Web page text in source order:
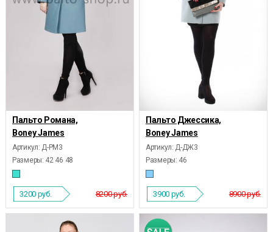
Пальто Романа,
Boney James
Артикул: Д-РМ3
Размеры: 42 46 48
8200 руб.
3200 руб.
Пальто Джессика,
Boney James
Артикул: Д-ДЖ3
Размеры: 46
8900 руб.
3900 руб.